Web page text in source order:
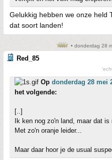
Gelukkig hebben we onze held
dat soort landen!
• donderdag 28
Red_85
Op donderdag 28 mei
het volgende:
[..]
Ik ken nog zo'n land, maar dat
Met zo'n oranje leider...
Maar daar hoor je de usual